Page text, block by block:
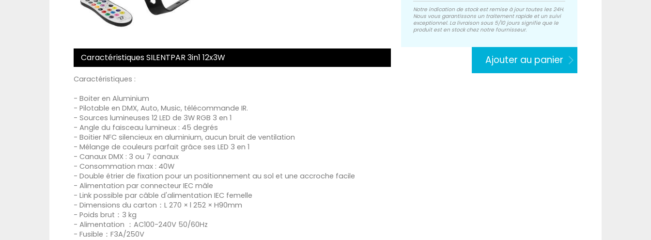
Notre indication de stock est remise à jour toutes les 24H.
Nous vous garantissons un traitement rapide et un suivi
exceptionnel. La livraison sous 5/10 jours signifie que le
produit est en stock chez notre fournisseur.
Ajouter au panier
Caractéristiques SILENTPAR 3in1 12x3W
Caractéristiques :
- Boiter en Aluminium
- Pilotable en DMX, Auto, Music, télécommande IR.
- Sources lumineuses 12 LED de 3W RGB 3 en 1
- Angle du faisceau lumineux : 45 degrés
- Boitier NFC silencieux en aluminium, aucun bruit de ventilation
- Mélange de couleurs parfait grâce ses LED 3 en 1
- Canaux DMX : 3 ou 7 canaux
- Consommation max : 40W
- Double étrier de fixation pour un positionnement au sol et une accroche facile
- Alimentation par connecteur IEC mâle
- Link possible par câble d'alimentation IEC femelle
- Dimensions du carton：L 270 × l 252 × H90mm
- Poids brut：3 kg
- Alimentation ：AC100-240V 50/60Hz
- Fusible：F3A/250V